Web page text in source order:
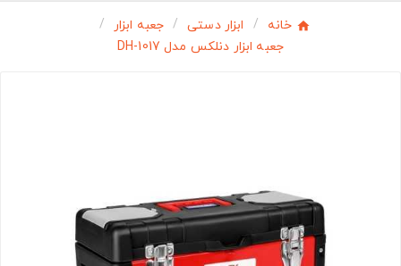
خانه ابزار دستی
جعبه ابزار
جعبه ابزار دنلکس مدل DH-1017